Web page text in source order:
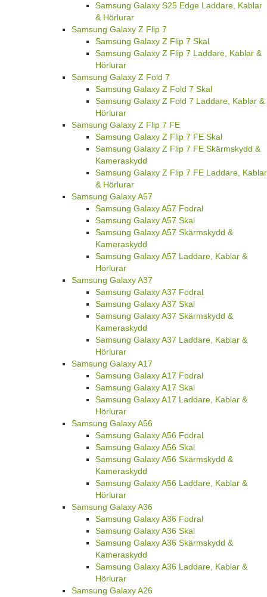
Samsung Galaxy S25 Edge Laddare, Kablar
& Hörlurar
Samsung Galaxy Z Flip 7
Samsung Galaxy Z Flip 7 Skal
Samsung Galaxy Z Flip 7 Laddare, Kablar &
Hörlurar
Samsung Galaxy Z Fold 7
Samsung Galaxy Z Fold 7 Skal
Samsung Galaxy Z Fold 7 Laddare, Kablar &
Hörlurar
Samsung Galaxy Z Flip 7 FE
Samsung Galaxy Z Flip 7 FE Skal
Samsung Galaxy Z Flip 7 FE Skärmskydd &
Kameraskydd
Samsung Galaxy Z Flip 7 FE Laddare, Kablar
& Hörlurar
Samsung Galaxy A57
Samsung Galaxy A57 Fodral
Samsung Galaxy A57 Skal
Samsung Galaxy A57 Skärmskydd &
Kameraskydd
Samsung Galaxy A57 Laddare, Kablar &
Hörlurar
Samsung Galaxy A37
Samsung Galaxy A37 Fodral
Samsung Galaxy A37 Skal
Samsung Galaxy A37 Skärmskydd &
Kameraskydd
Samsung Galaxy A37 Laddare, Kablar &
Hörlurar
Samsung Galaxy A17
Samsung Galaxy A17 Fodral
Samsung Galaxy A17 Skal
Samsung Galaxy A17 Laddare, Kablar &
Hörlurar
Samsung Galaxy A56
Samsung Galaxy A56 Fodral
Samsung Galaxy A56 Skal
Samsung Galaxy A56 Skärmskydd &
Kameraskydd
Samsung Galaxy A56 Laddare, Kablar &
Hörlurar
Samsung Galaxy A36
Samsung Galaxy A36 Fodral
Samsung Galaxy A36 Skal
Samsung Galaxy A36 Skärmskydd &
Kameraskydd
Samsung Galaxy A36 Laddare, Kablar &
Hörlurar
Samsung Galaxy A26